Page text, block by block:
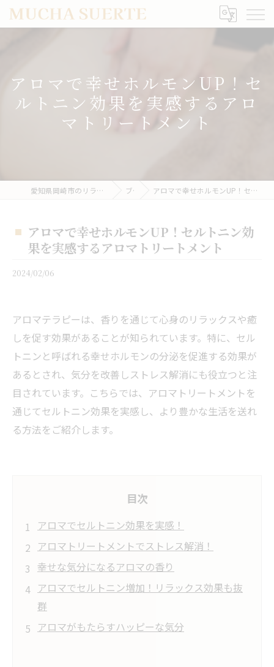
アロマで幸せホルモンUP！セ
ルトニン効果を実感するアロ
マトリートメント
愛知県岡崎市のリラクゼーションならMUCHA SUERTE ブログ アロマで幸せホルモンUP！セルトニン効果を実感するアロマトリートメント
アロマで幸せホルモンUP！セルトニン効
果を実感するアロマトリートメント
2024/02/06
アロマテラピーは、香りを通じて心身のリラックスや癒
しを促す効果があることが知られています。特に、セル
トニンと呼ばれる幸せホルモンの分泌を促進する効果が
あるとされ、気分を改善しストレス解消にも役立つと注
目されています。こちらでは、アロマトリートメントを
通じてセルトニン効果を実感し、より豊かな生活を送れ
る方法をご紹介します。
目次
アロマでセルトニン効果を実感！
アロマトリートメントでストレス解消！
幸せな気分になるアロマの香り
アロマでセルトニン増加！リラックス効果も抜
群
アロマがもたらすハッピーな気分